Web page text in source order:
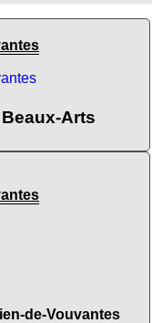
Arts
de-Vouvantes